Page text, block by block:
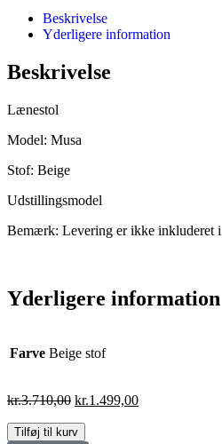
Beskrivelse
Yderligere information
Beskrivelse
Lænestol
Model: Musa
Stof: Beige
Udstillingsmodel
Bemærk: Levering er ikke inkluderet
Yderligere information
Farve Beige stof
kr.3.710,00 kr.1.499,00
Tilføj til kurv